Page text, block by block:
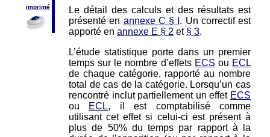
imprimé
Le détail des calculs et des résultats est
présenté en annexe C § I . Un correctif est
apporté en annexe E § 2 et § 3.
L’étude statistique porte dans un premier
temps sur le nombre d’effets ECS ou ECL
de chaque catégorie, rapporté au nombre
total de cas de la catégorie. Lorsqu’un cas
rencontré inclut partiellement un effet ECS
ou ECL, il est comptabilisé comme
utilisant cet effet si celui-ci est présent à
plus de 50% du temps par rapport à la